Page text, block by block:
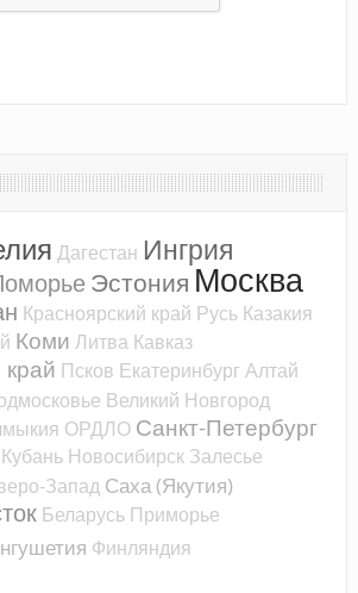
Дагестан Ингрия
Эстония Москва
Красноярский край Русь Казакия
Коми Литва Кавказ
Псков Екатеринбург Алтай
Великий Новгород
ОРДЛО Санкт-Петербург
Кубань Новосибирск Залесье
Запад Саха (Якутия)
Беларусь Приморье
Финляндия